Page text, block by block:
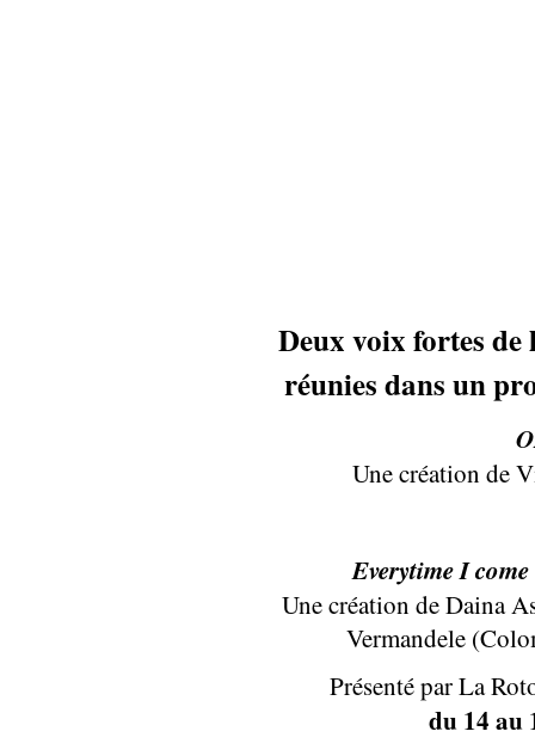
Deux voix fortes de
réunies dans un
Une création de
Everytime I
Une création de Daina
Vermandele
Présenté par La
du 14 au